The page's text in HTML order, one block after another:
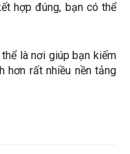
hợp đúng, bạn có thể
là nơi giúp bạn kiếm
hơn rất nhiều nền tảng